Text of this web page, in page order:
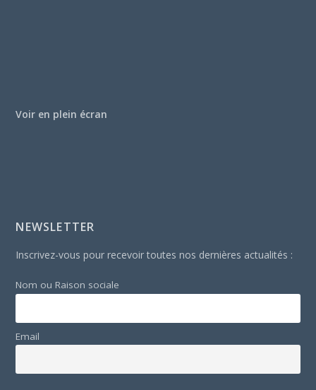
Voir en plein écran
NEWSLETTER
Inscrivez-vous pour recevoir toutes nos dernières actualités :
Nom ou Raison sociale
Email